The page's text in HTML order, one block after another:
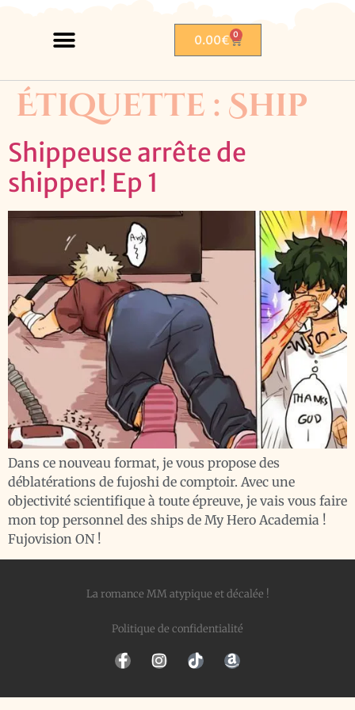
0.00€ 0
Étiquette : Ship
Shippeuse arrête de
shipper! Ep 1
Dans ce nouveau format, je vous propose des
déblatérations de fujoshi de comptoir. Avec une
objectivité scientifique à toute épreuve, je vais vous faire
mon top personnel des ships de My Hero Academia !
Fujovision ON !
La romance MM atypique et décalée !
Politique de confidentialité